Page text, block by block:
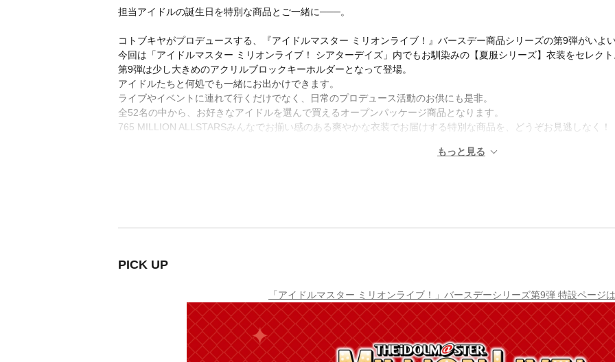
担当アイドルの誕生日を特別な商品とご一緒に───。
コトブキヤがプロデュースする、『アイドルマスター ミリオンライブ！』バースデー商品シリーズの第9弾がいよ
今回は「アイドルマスター ミリオンライブ！ シアターデイズ」内でもお馴染みの【夏服シリーズ】衣装をセレク
第9弾は少し大きめのアクリルブロックキーホルダーとなって登場。
アイドルたちと何処でも一緒にお出かけできます。
ライブやイベントに連れて行くだけでなく、日常のプロデュース活動のお供にも是非。
全52名の中から、お好きなアイドルを選んで買えるオープンパッケージ商品となります。
765 MILLION ALLSTARSみんなでお揃い感のある爽やかな衣装でお届けする特別な商品を、どうぞお見逃しなく！
PICK UP
「アイドルマスター ミリオンライブ！」バースデーシリーズ第9弾 特設ページ